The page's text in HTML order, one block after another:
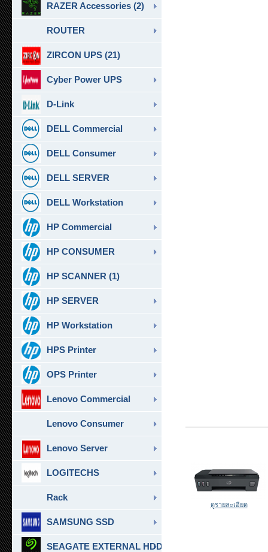
ดูรายละเอียด
RAZER Accessories (2)
ROUTER
ZIRCON UPS (21)
Cyber Power UPS
D-Link
DELL Commercial
DELL Consumer
DELL SERVER
DELL Workstation
HP Commercial
HP CONSUMER
HP SCANNER (1)
HP SERVER
HP Workstation
HPS Printer
OPS Printer
Lenovo Commercial
Lenovo Consumer
Lenovo Server
LOGITECHS
Rack
SAMSUNG SSD
SEAGATE EXTERNAL HDD & SSD